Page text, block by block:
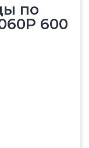
по
600